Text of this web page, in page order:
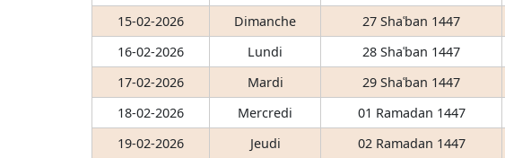
15-02-2026
Dimanche 27 Shaʿban 1447
16-02-2026
Lundi 28 Shaʿban 1447
17-02-2026
Mardi 29 Shaʿban 1447
18-02-2026
Mercredi 01 Ramadan 1447
19-02-2026
Jeudi 02 Ramadan 1447